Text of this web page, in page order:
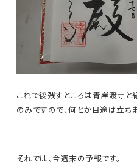
これで後残すところは青岸渡寺
のみですので、何とか目途は立ちま
それでは、今週末の予報です。